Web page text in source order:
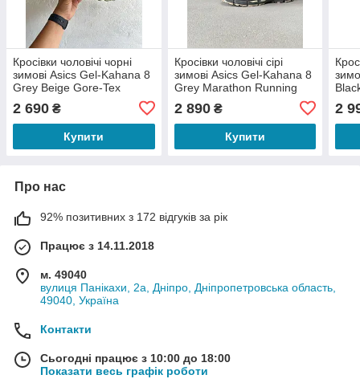
Кросівки чоловічі чорні
зимові Asics Gel-Kahana 8
Grey Beige Gore-Tex
2 690 ₴
Купити
Кросівки чоловічі сірі
зимові Asics Gel-Kahana 8
Grey Marathon Running
2 890₴
Купити
2
Про нас
92% позитивних з 172 відгуків за рік
Працює з 14.11.2018
м. 49040
вулиця Панікахи, 2а, Дніпро, Дніпропетровська область,
49040, Україна
Контакти
Сьогодні працює з 10:00 до 18:00
Показати весь графік роботи